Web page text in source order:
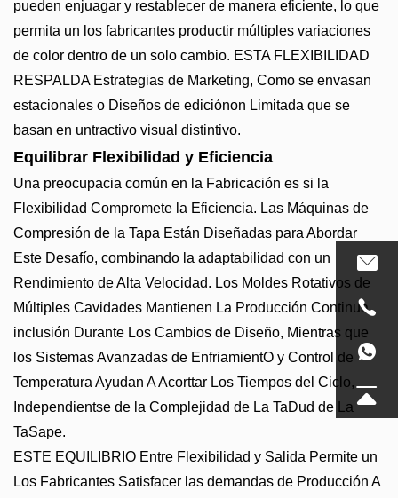
pueden enjuagar y restablecer de manera eficiente, lo que
permita un los fabricantes productir múltiples variaciones
de color dentro de un solo cambio. ESTA FLEXIBILIDAD
RESPALDA Estrategias de Marketing, Como se envasan
estacionales o Diseños de ediciónon Limitada que se
basan en untractivo visual distintivo.
Equilibrar Flexibilidad y Eficiencia
Una preocupacia común en la Fabricación es si la
Flexibilidad Compromete la Eficiencia. Las Máquinas de
Compresión de la Tapa Están Diseñadas para Abordar
Este Desafío, combinando la adaptabilidad con un
Rendimiento de Alta Velocidad. Los Moldes Rotativos de
Múltiples Cavidades Mantienen La Producción Continua
inclusión Durante Los Cambios de Diseño, Mientras que
los Sistemas Avanzadas de EnfriamientO y Control de
Temperatura Ayudan A Acorttar Los Tiempos del Ciclo,
Independientse de la Complejidad de La TaDud de La
TaSape.
ESTE EQUILIBRIO Entre Flexibilidad y Salida Permite un
Los Fabricantes Satisfacer las demandas de Producción A